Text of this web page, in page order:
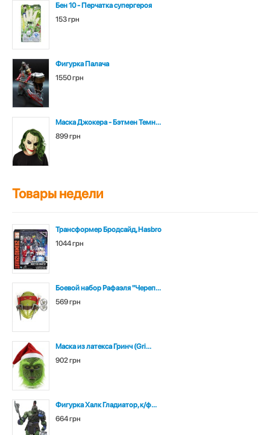
Бен 10 - Перчатка супергероя
153 грн
Фигурка Палача
1550 грн
Маска Джокера - Бэтмен Темн...
899 грн
Товары недели
Трансформер Бродсайд, Hasbro
1044 грн
Боевой набор Рафаэля "Череп...
569 грн
Маска из латекса Гринч (Gri...
902 грн
Фигурка Халк Гладиатор, к/ф...
664 грн